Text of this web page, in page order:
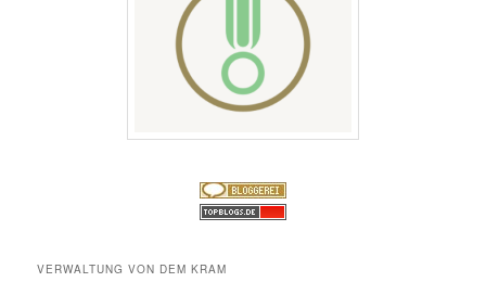
VERWALTUNG VON DEM KRAM